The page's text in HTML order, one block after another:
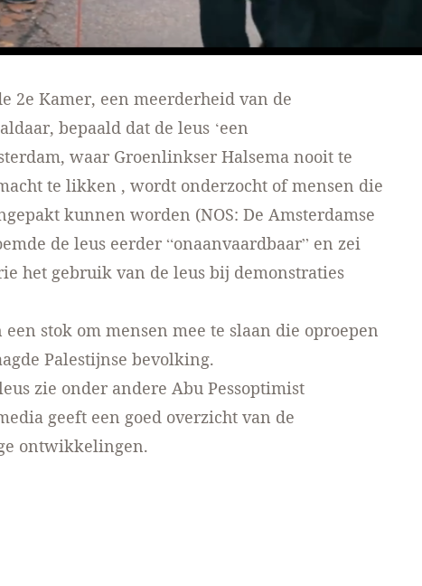
2e Kamer, een meerderheid van de
bepaald dat de leus ‘een
waar Groenlinkser Halsema nooit te
te likken , wordt onderzocht of mensen die
kunnen worden (NOS: De Amsterdamse
de leus eerder “onaanvaardbaar” en zei
het gebruik van de leus bij demonstraties
stok om mensen mee te slaan die oproepen
Palestijnse bevolking.
zie onder andere Abu Pessoptimist
geeft een goed overzicht van de
ontwikkelingen.